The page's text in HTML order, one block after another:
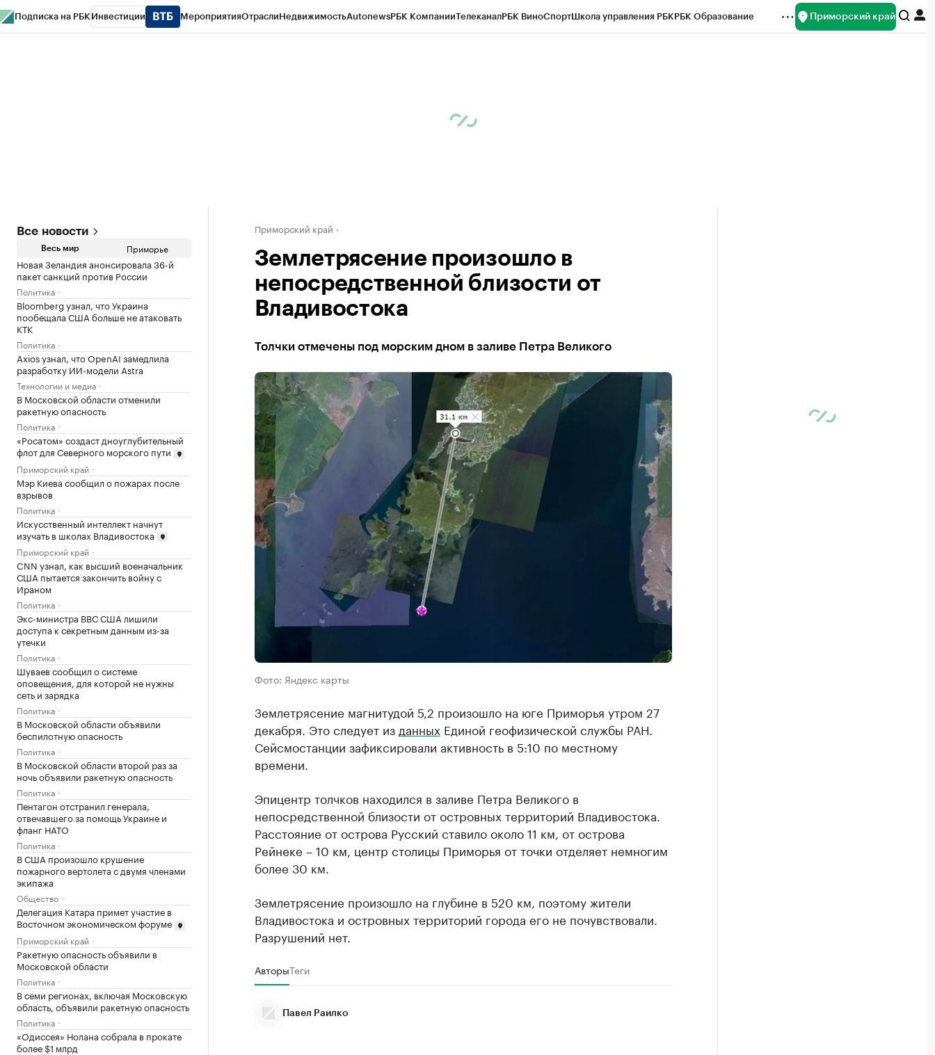
Подписка на РБК Инвестиции МероприятияОтраслиНедвижимостьAutonewsРБК КомпанииТелеканалРБК ВиноСпортШкола управления РБКРБК Образование Приморский край
Все новости
Весь мир Приморье
Новая Зеландия анонсировала 36-й
пакет санкций против России
Политика
Bloomberg узнал, что Украина
пообещала США больше не атаковать
КТК
Политика
Axios узнал, что OpenAI замедлила
разработку ИИ-модели Astra
Технологии и медиа
В Московской области отменили
ракетную опасность
Политика
«Росатом» создаст дноуглубительный
флот для Северного морского пути
Приморский край
Мэр Киева сообщил о пожарах после
взрывов
Политика
Искусственный интеллект начнут
изучать в школах Владивостока
Приморский край
CNN узнал, как высший военачальник
США пытается закончить войну с
Ираном
Политика
Экс-министра ВВС США лишили
доступа к секретным данным из-за
утечки
Политика
Шуваев сообщил о системе
оповещения, для которой не нужны
сеть и зарядка
Политика
В Московской области объявили
беспилотную опасность
Политика
В Московской области второй раз за
ночь объявили ракетную опасность
Политика
Пентагон отстранил генерала,
отвечавшего за помощь Украине и
фланг НАТО
Политика
В США произошло крушение
пожарного вертолета с двумя членами
экипажа
Общество
Делегация Катара примет участие в
Восточном экономическом форуме
Приморский край
Ракетную опасность объявили в
Московской области
Политика
В семи регионах, включая Московскую
область, объявили ракетную опасность
Политика
«Одиссея» Нолана собрала в прокате
более $1 млрд
Приморский край
Землетрясение произошло в
непосредственной близости от
Владивостока
Толчки отмечены под морским дном в заливе Петра Великого
Фото: Яндекс карты
Землетрясение магнитудой 5,2 произошло на юге Приморья утром 27
декабря. Это следует из данных Единой геофизической службы РАН.
Сейсмостанции зафиксировали активность в 5:10 по местному
времени.
Эпицентр толчков находился в заливе Петра Великого в
непосредственной близости от островных территорий Владивостока.
Расстояние от острова Русский ставило около 11 км, от острова
Рейнеке – 10 км, центр столицы Приморья от точки отделяет немногим
более 30 км.
Землетрясение произошло на глубине в 520 км, поэтому жители
Владивостока и островных территорий города его не почувствовали.
Разрушений нет.
АвторыТеги
Павел Раилко